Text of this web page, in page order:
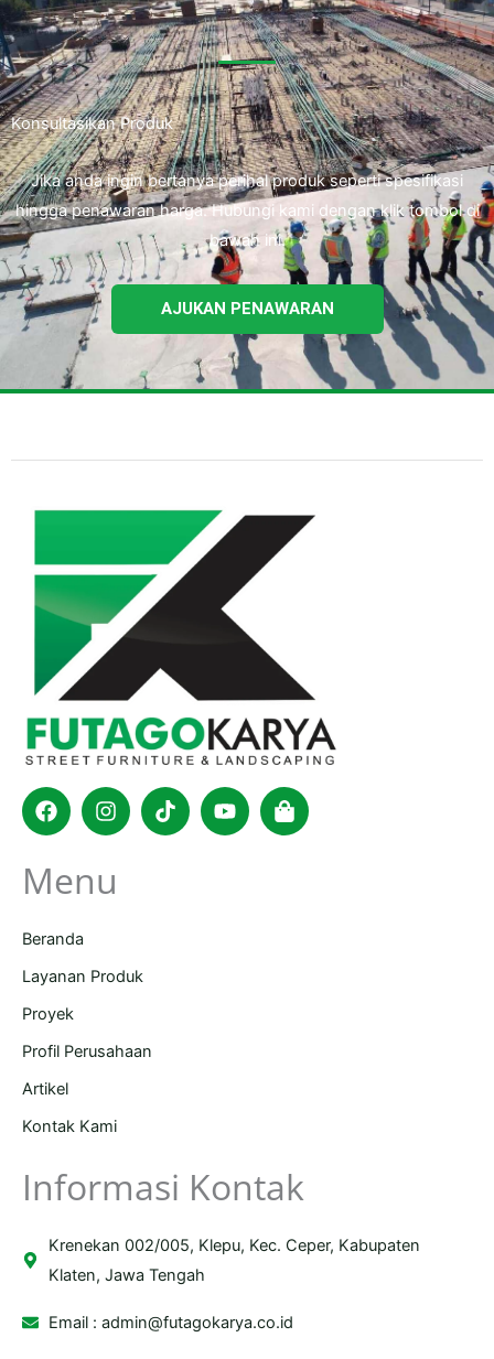
Konsultasikan Produk
Jika anda ingin bertanya perihal produk seperti spesifikasi
hingga penawaran harga. Hubungi kami dengan klik tombol di
bawah ini.
AJUKAN PENAWARAN
FacebookInstagram
TiktokYoutubeShopping-
bag
Menu
Beranda
Layanan Produk
Proyek
Profil Perusahaan
Artikel
Kontak Kami
Informasi Kontak
Krenekan 002/005, Klepu, Kec. Ceper, Kabupaten
Klaten, Jawa Tengah
Email :admin@futagokarya.co.id